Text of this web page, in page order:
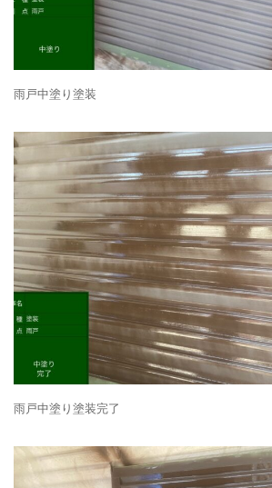
雨戸中塗り塗装
雨戸中塗り塗装完了